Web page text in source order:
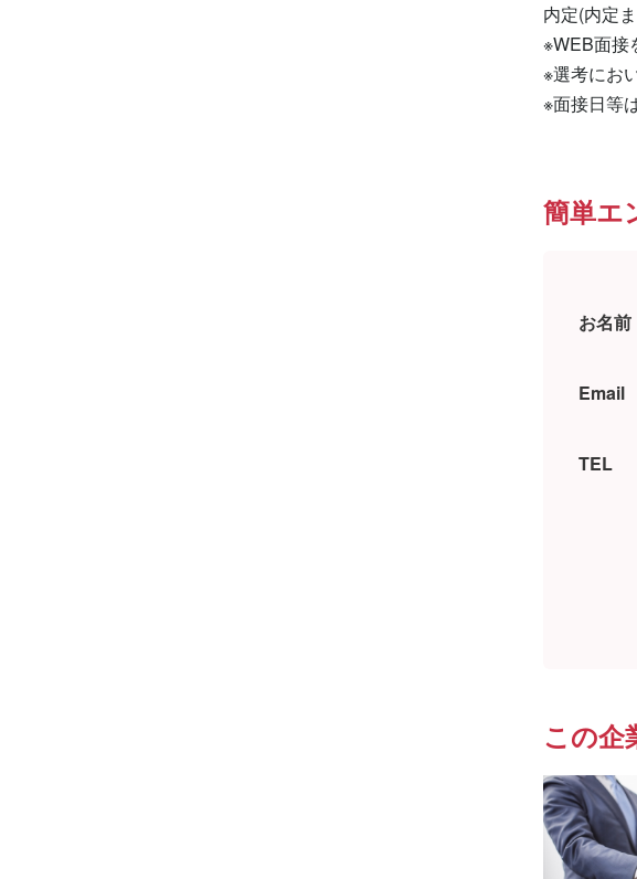
内定(内定
※WEB面接
※選考にお
※面接日等
簡単エ
お名前
Email
TEL
この企